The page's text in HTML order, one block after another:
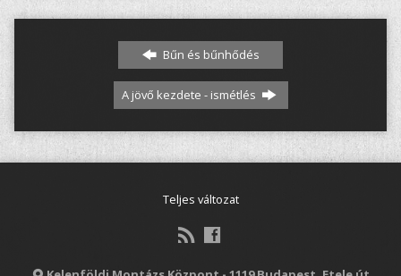
Bűn és bűnhődés
A jövő kezdete - ismétlés
Teljes változat